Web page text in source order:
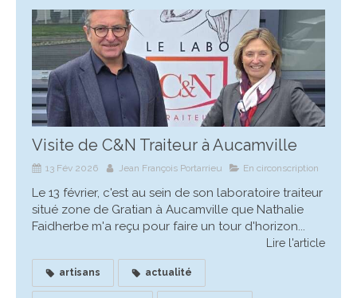
Visite de C&N Traiteur à Aucamville
13 Fév 2026 Jean François Portarrieu En circonscription
Le 13 février, c'est au sein de son laboratoire traiteur
situé zone de Gratian à Aucamville que Nathalie
Faidherbe m'a reçu pour faire un tour d'horizon...
Lire l'article
artisans actualité